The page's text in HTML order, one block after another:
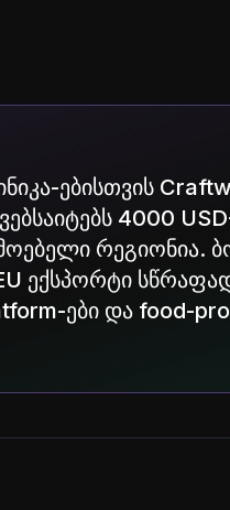
ებისთვის
4000
ექსპორტი
ები და food-